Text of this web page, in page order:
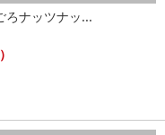
ろナッツナッ...